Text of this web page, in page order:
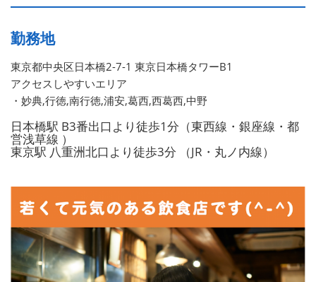
勤務地
東京都中央区日本橋2-7-1 東京日本橋タワーB1
アクセスしやすいエリア
・妙典,行徳,南行徳,浦安,葛西,西葛西,中野
日本橋駅 B3番出口より徒歩1分（東西線・銀座線・都
営浅草線 ）
東京駅 八重洲北口より徒歩3分 （JR・丸ノ内線）